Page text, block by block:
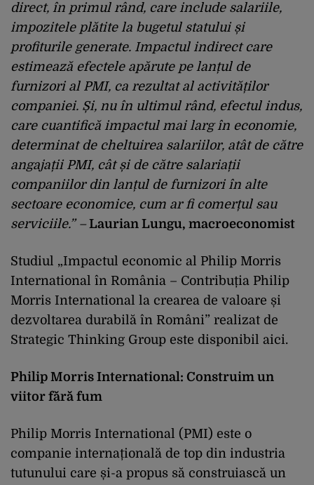
direct, în primul rând, care include salariile,
impozitele plătite la bugetul statului și
profiturile generate. Impactul indirect care
estimează efectele apărute pe lanțul de
furnizori al PMI, ca rezultat al activităților
companiei. Și, nu în ultimul rând, efectul indus,
care cuantifică impactul mai larg în economie,
determinat de cheltuirea salariilor, atât de către
angajații PMI, cât și de către salariații
companiilor din lanțul de furnizori în alte
sectoare economice, cum ar fi comerțul sau
serviciile.” – Laurian Lungu, macroeconomist
Studiul „Impactul economic al Philip Morris
International în România – Contribuția Philip
Morris International la crearea de valoare și
dezvoltarea durabilă în Români” realizat de
Strategic Thinking Group este disponibil aici.
Philip Morris International: Construim un
viitor fără fum
Philip Morris International (PMI) este o
companie internațională de top din industria
tutunului care și-a propus să construiască un